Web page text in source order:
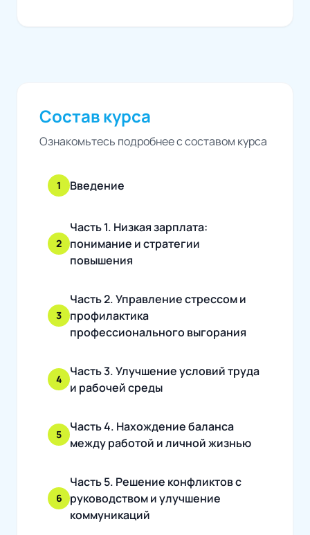
Состав курса
Ознакомьтесь подробнее с составом курса
1 Введение
2
Часть 1. Низкая зарплата:
понимание и стратегии
повышения
3
Часть 2. Управление стрессом и
профилактика
профессионального выгорания
4
Часть 3. Улучшение условий труда
и рабочей среды
5
Часть 4. Нахождение баланса
между работой и личной жизнью
6
Часть 5. Решение конфликтов с
руководством и улучшение
коммуникаций